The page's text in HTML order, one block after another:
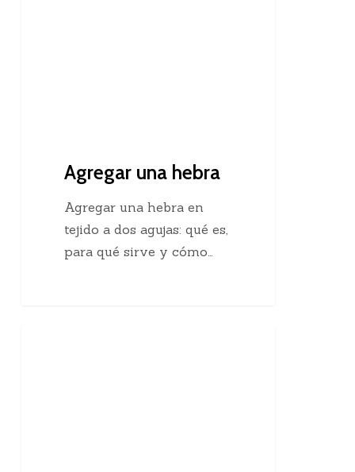
Agregar una hebra
Agregar una hebra en
tejido a dos agujas: qué es,
para qué sirve y cómo…